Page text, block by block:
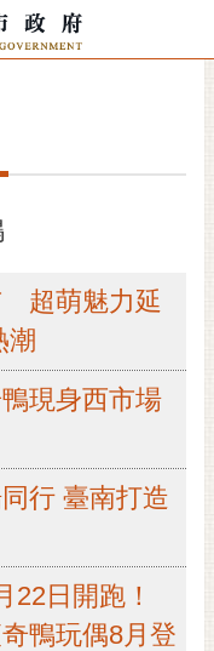
超萌魅力延
潮
現身西市場
行 臺南打造
22日開跑！
鴨玩偶8月登